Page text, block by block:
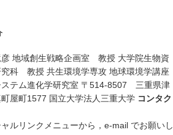
地域創生戦略企画室 教授 大学院生物資
科 教授 共生環境学専攻 地球環境学講座
ステム進化学研究室 〒514-8507 三重県津
屋町1577 国立大学法人三重大学 コンタク
ャルリンクメニューから，e-mail でお願いし